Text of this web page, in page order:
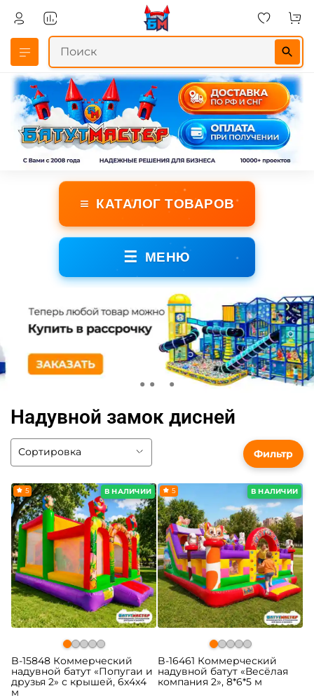
≡ КАТАЛОГ ТОВАРОВ
☰ МЕНЮ
Надувной замок дисней
В НАЛИЧИИ
5
B-15848 Коммерческий
надувной батут «Попугаи и
друзья 2» с крышей, 6x4x4
м
В НАЛИЧИИ
5
B-16461 Коммерческий
надувной батут «Весёлая
компания 2», 8*6*5 м
Фильтр